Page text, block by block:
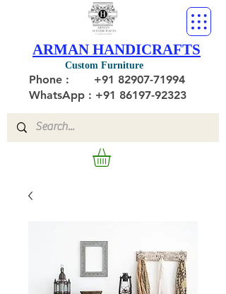
Custom Furniture
ARMAN HANDICRAFTS
Phone : +91 82907-71994
WhatsApp : +91 86197-92323